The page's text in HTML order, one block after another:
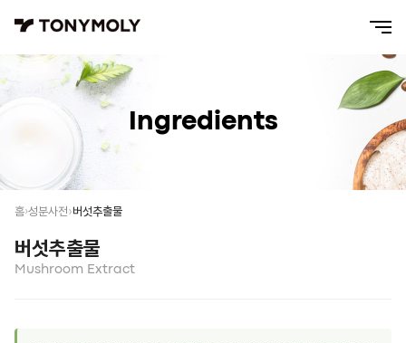
Ingredients
홈 성분사전 버섯추출물
버섯추출물
Mushroom Extract